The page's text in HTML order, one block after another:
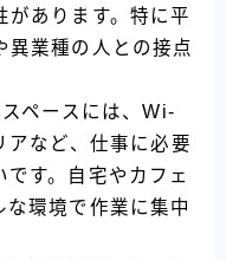
があります。特に平
異業種の人との接点
ペースには、Wi-
アなど、仕事に必要
す。自宅やカフェ
環境で作業に集中